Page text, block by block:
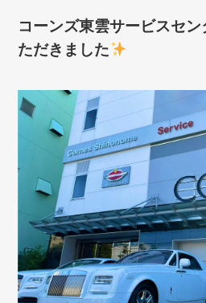
コーンズ東雲サービスセ
ただきました